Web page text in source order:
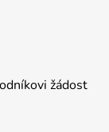
žádost